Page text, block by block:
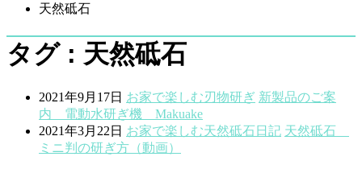
天然砥石
タグ : 天然砥石
2021年9月17日 お家で楽しむ刃物研ぎ 新製品のご案
内 電動水研ぎ機 Makuake
2021年3月22日 お家で楽しむ天然砥石日記 天然砥石
ミニ判の研ぎ方（動画）